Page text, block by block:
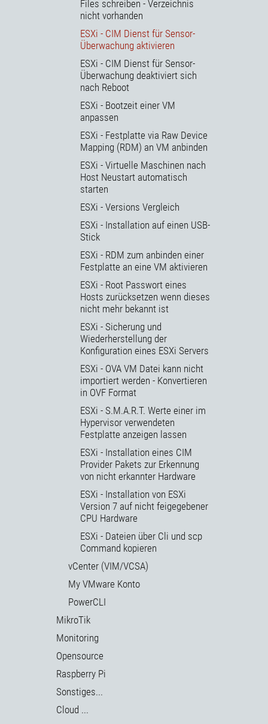
Files schreiben - Verzeichnis
nicht vorhanden
ESXi - CIM Dienst für Sensor-
Überwachung aktivieren
ESXi - CIM Dienst für Sensor-
Überwachung deaktiviert sich
nach Reboot
ESXi - Bootzeit einer VM
anpassen
ESXi - Festplatte via Raw Device
Mapping (RDM) an VM anbinden
ESXi - Virtuelle Maschinen nach
Host Neustart automatisch
starten
ESXi - Versions Vergleich
ESXi - Installation auf einen USB-
Stick
ESXi - RDM zum anbinden einer
Festplatte an eine VM aktivieren
ESXi - Root Passwort eines
Hosts zurücksetzen wenn dieses
nicht mehr bekannt ist
ESXi - Sicherung und
Wiederherstellung der
Konfiguration eines ESXi Servers
ESXi - OVA VM Datei kann nicht
importiert werden - Konvertieren
in OVF Format
ESXi - S.M.A.R.T. Werte einer im
Hypervisor verwendeten
Festplatte anzeigen lassen
ESXi - Installation eines CIM
Provider Pakets zur Erkennung
von nicht erkannter Hardware
ESXi - Installation von ESXi
Version 7 auf nicht feigegebener
CPU Hardware
ESXi - Dateien über Cli und scp
Command kopieren
vCenter (VIM/VCSA)
My VMware Konto
PowerCLI
MikroTik
Monitoring
Opensource
Raspberry Pi
Sonstiges...
Cloud ...